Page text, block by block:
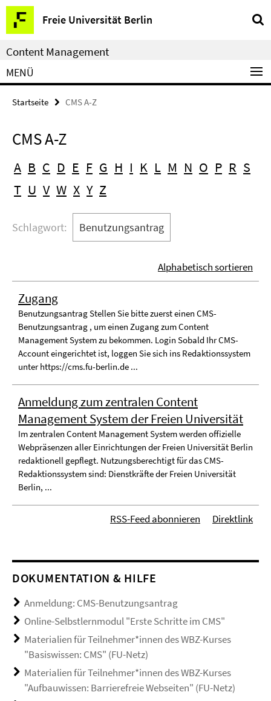
Freie Universität Berlin
Service-
Navigation
Content Management
MENÜ
Startseite CMS A-Z
CMS A-Z
A B C D E F G H I K L M N O P R S
T U V W X Y Z
Schlagwort: Benutzungsantrag
Alphabetisch sortieren
Zugang
Benutzungsantrag Stellen Sie bitte zuerst einen CMS-
Benutzungsantrag , um einen Zugang zum Content
Management System zu bekommen. Login Sobald Ihr CMS-
Account eingerichtet ist, loggen Sie sich ins Redaktionssystem
unter https://cms.fu-berlin.de ...
Anmeldung zum zentralen Content
Management System der Freien Universität
Im zentralen Content Management System werden offizielle
Webpräsenzen aller Einrichtungen der Freien Universität Berlin
redaktionell gepflegt. Nutzungsberechtigt für das CMS-
Redaktionssystem sind: Dienstkräfte der Freien Universität
Berlin, ...
Direktlink
RSS-Feed abonnieren
DOKUMENTATION & HILFE
Anmeldung: CMS-Benutzungsantrag
Online-Selbstlernmodul "Erste Schritte im CMS"
Materialien für Teilnehmer*innen des WBZ-Kurses
"Basiswissen: CMS" (FU-Netz)
Materialien für Teilnehmer*innen des WBZ-Kurses
"Aufbauwissen: Barrierefreie Webseiten" (FU-Netz)